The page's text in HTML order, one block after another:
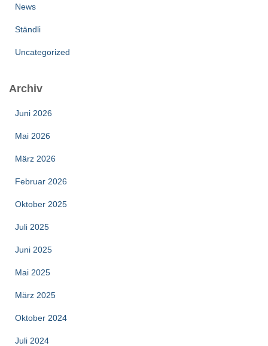
News
Ständli
Uncategorized
Archiv
Juni 2026
Mai 2026
März 2026
Februar 2026
Oktober 2025
Juli 2025
Juni 2025
Mai 2025
März 2025
Oktober 2024
Juli 2024